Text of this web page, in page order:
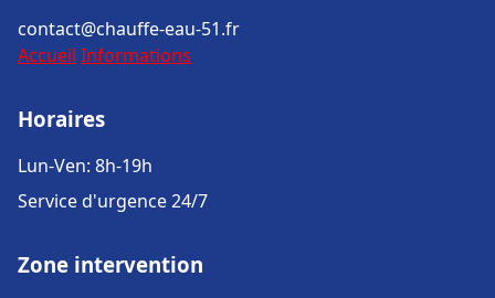
contact@chauffe-eau-51.fr
Accueil Informations
Horaires
Lun-Ven: 8h-19h
Service d'urgence 24/7
Zone intervention